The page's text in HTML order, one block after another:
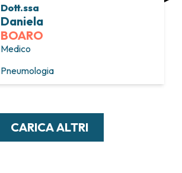
Dott.ssa
Daniela
BOARO
Medico
Pneumologia
CARICA ALTRI